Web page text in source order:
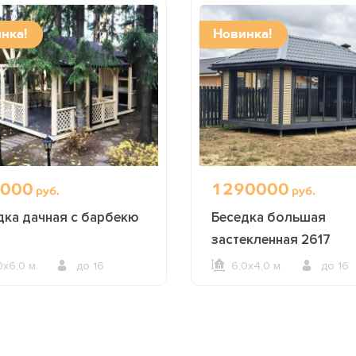
руб.
дачная с барбекю
м. до 16
Новинка!
1290000 руб.
Беседка большая
застекленная 2617
6,0х4,0 м. до 16